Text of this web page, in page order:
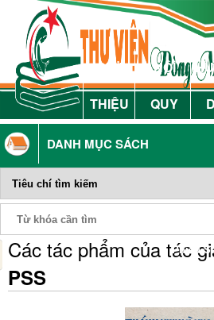
GIỚI
THIỆU
NỘI
QUY
DANH MỤC SÁCH
Phiếu
Các tác phẩm của tác
PSS